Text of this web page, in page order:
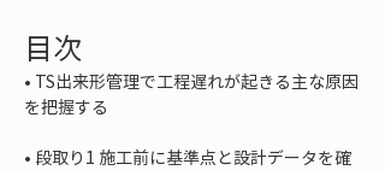
目次
• TS出来形管理で工程遅れが起きる主な原因
• 段取り1 施工前に基準点と設計データを確